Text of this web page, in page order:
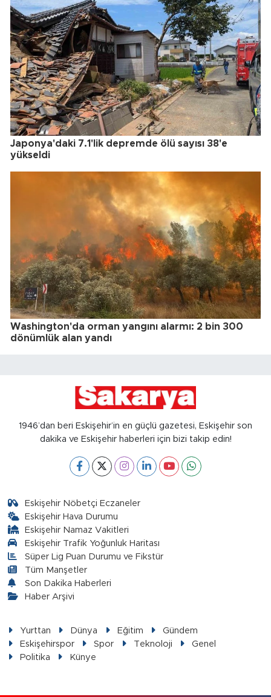
Japonya'daki 7.1'lik depremde ölü sayısı 38'e
yükseldi
Washington'da orman yangını alarmı: 2 bin 300
dönümlük alan yandı
1946’dan beri Eskişehir’in en güçlü gazetesi, Eskişehir son
dakika ve Eskişehir haberleri için bizi takip edin!
Eskişehir Nöbetçi Eczaneler
Eskişehir Hava Durumu
Eskişehir Namaz Vakitleri
Eskişehir Trafik Yoğunluk Haritası
Süper Lig Puan Durumu ve Fikstür
Tüm Manşetler
Son Dakika Haberleri
Haber Arşivi
Yurttan Dünya Eğitim
Gündem
Eskişehirspor
Spor Teknoloji
Genel
Politika
Künye